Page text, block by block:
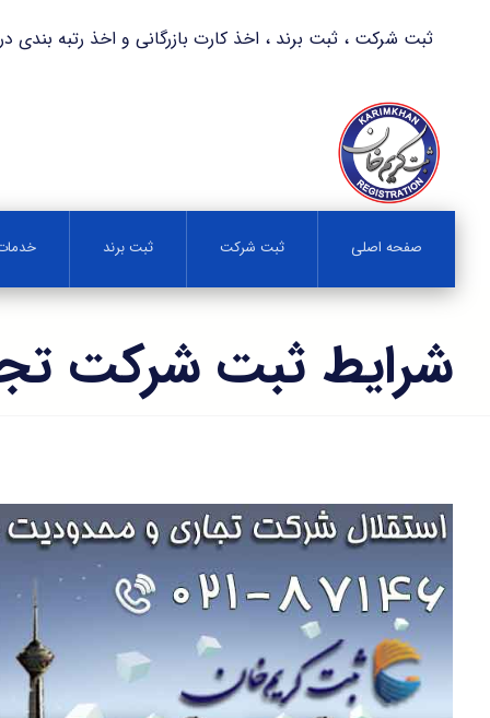
ثبت شرکت ، ثبت برند ، اخذ کارت بازرگانی و اخذ رتبه بندی در کمترین
صفحه اصلی ثبت شرکت ثبت برند
شرایط ثبت شرکت